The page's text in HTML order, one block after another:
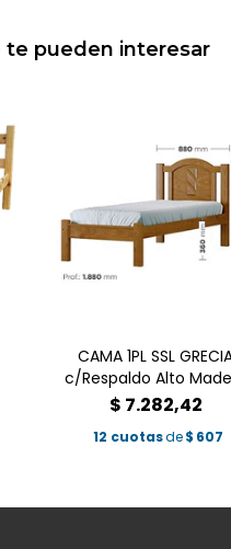
te pueden interesar
CAMA 1PL SSL
c/Respaldo Alto
$ 7.282,42
12 cuotasde $ 607